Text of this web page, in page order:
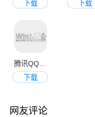
下载
下载
腾讯QQ2013官方正式版
下载
网友评论